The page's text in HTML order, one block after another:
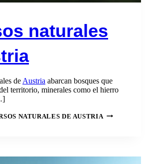
naturales
de Austria abarcan bosques que
territorio, minerales como el hierro
NATURALES DE AUSTRIA